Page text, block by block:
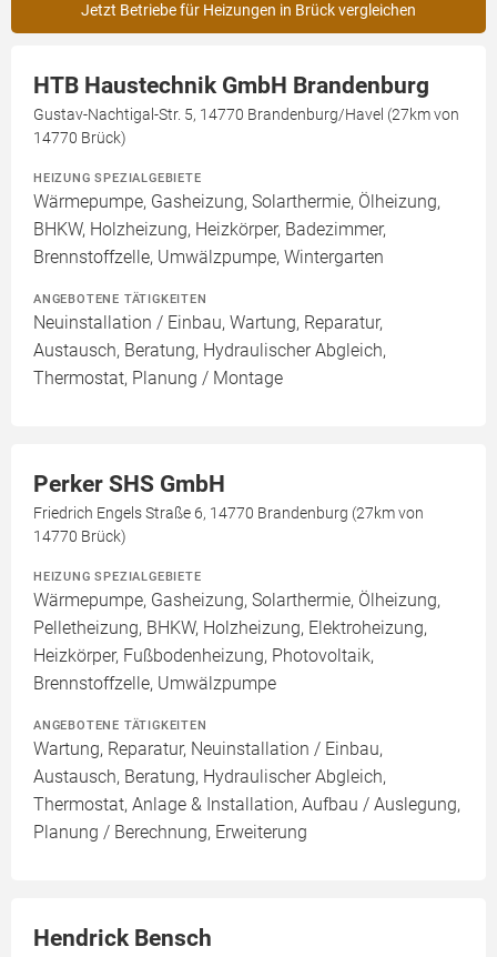
Jetzt Betriebe für Heizungen in Brück vergleichen
HTB Haustechnik GmbH Brandenburg
Gustav-Nachtigal-Str. 5, 14770 Brandenburg/Havel (27km von
14770 Brück)
HEIZUNG SPEZIALGEBIETE
Wärmepumpe, Gasheizung, Solarthermie, Ölheizung,
BHKW, Holzheizung, Heizkörper, Badezimmer,
Brennstoffzelle, Umwälzpumpe, Wintergarten
ANGEBOTENE TÄTIGKEITEN
Neuinstallation / Einbau, Wartung, Reparatur,
Austausch, Beratung, Hydraulischer Abgleich,
Thermostat, Planung / Montage
Perker SHS GmbH
Friedrich Engels Straße 6, 14770 Brandenburg (27km von
14770 Brück)
HEIZUNG SPEZIALGEBIETE
Wärmepumpe, Gasheizung, Solarthermie, Ölheizung,
Pelletheizung, BHKW, Holzheizung, Elektroheizung,
Heizkörper, Fußbodenheizung, Photovoltaik,
Brennstoffzelle, Umwälzpumpe
ANGEBOTENE TÄTIGKEITEN
Wartung, Reparatur, Neuinstallation / Einbau,
Austausch, Beratung, Hydraulischer Abgleich,
Thermostat, Anlage & Installation, Aufbau / Auslegung,
Planung / Berechnung, Erweiterung
Hendrick Bensch